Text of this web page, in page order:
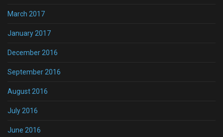
March 2017
January 2017
December 2016
September 2016
August 2016
July 2016
June 2016